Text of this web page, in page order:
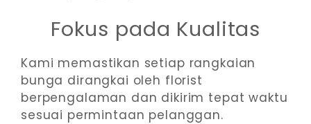
Fokus pada Kualitas
Kami memastikan setiap rangkaian
bunga dirangkai oleh florist
berpengalaman dan dikirim tepat waktu
sesuai permintaan pelanggan.